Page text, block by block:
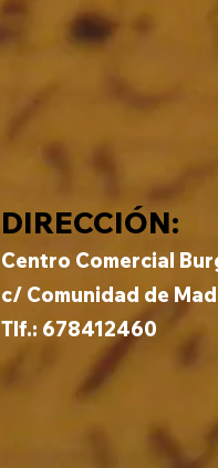
DIRECCIÓN:
Centro Comercial
c/ Comunidad de
Tlf.: 678412460